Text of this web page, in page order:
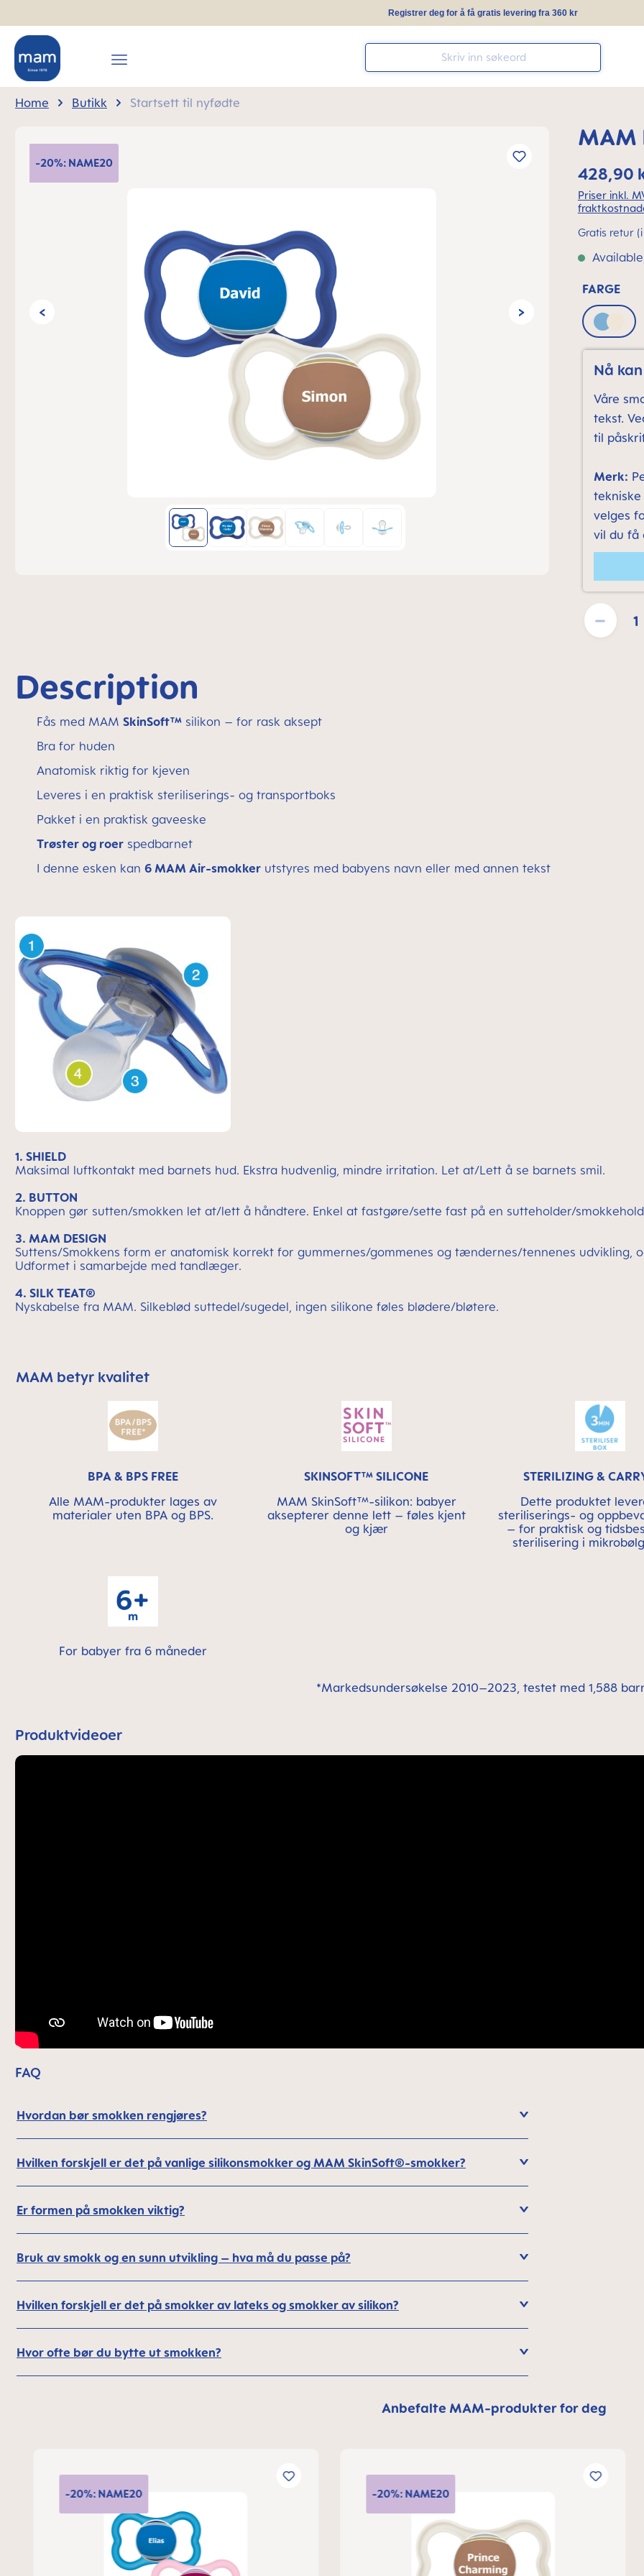
Registrer deg for å få gratis levering fra 360 kr
Home Butikk Startsett til nyfødte
-20%: NAME20
MAM
428,90
Priser inkl.
Gratis retur
FARGE
Blue
Nå
Våre
tekst.
til
Merk:
velges
vil du få
Product
Description
Fås med MAM SkinSoft™ silikon – for rask aksept
Bra for huden
Anatomisk riktig for kjeven
Leveres i en praktisk steriliserings- og transportboks
Pakket i en praktisk gaveeske
Trøster og roer spedbarnet
I denne esken kan 6 MAM Air-smokker utstyres med babyens navn eller med annen tekst
1. SHIELD
Maksimal luftkontakt med barnets hud. Ekstra hudvenlig, mindre irritation. Let at/Lett å se barnets smil.
2. BUTTON
Knoppen gør sutten/smokken let at/lett å håndtere. Enkel at fastgøre/sette fast på en sutteholder/
3. MAM DESIGN
Suttens/Smokkens form er anatomisk korrekt for gummernes/gommenes og tændernes/tennenes udvikling,
Udformet i samarbejde med tandlæger.
4. SILK TEAT®
Nyskabelse fra MAM. Silkeblød suttedel/sugedel, ingen silikone føles blødere/bløtere.
Skip MAM Means Quality Icon Bar
MAM betyr kvalitet
BPA & BPS FREE
Alle MAM-produkter lages av
materialer uten BPA og BPS.
SKINSOFT™ SILICONE
MAM SkinSoft™-silikon: babyer
aksepterer denne lett – føles kjent
og kjær
STERILIZING &
Dette produktet
steriliserings- og
– for praktisk og
sterilisering i
For babyer fra 6 måneder
*Markedsundersøkelse 2010–2023, testet med 1,588
Produktvideoer
FAQ
Hvordan bør smokken rengjøres?
Hvilken forskjell er det på vanlige silikonsmokker og MAM SkinSoft®-smokker?
Er formen på smokken viktig?
Bruk av smokk og en sunn utvikling – hva må du passe på?
Hvilken forskjell er det på smokker av lateks og smokker av silikon?
Hvor ofte bør du bytte ut smokken?
Anbefalte MAM-produkter for deg
-20%: NAME20 -20%: NAME20